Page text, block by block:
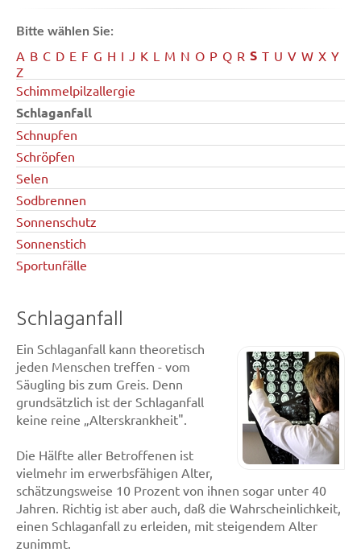
Bitte wählen Sie:
A B C D E F G H I J K L M N O P Q R S T U V W X Y
Z
Schimmelpilzallergie
Schlaganfall
Schnupfen
Schröpfen
Selen
Sodbrennen
Sonnenschutz
Sonnenstich
Sportunfälle
Schlaganfall
Ein Schlaganfall kann theoretisch
jeden Menschen treffen - vom
Säugling bis zum Greis. Denn
grundsätzlich ist der Schlaganfall
keine reine „Alterskrankheit".
Die Hälfte aller Betroffenen ist
vielmehr im erwerbsfähigen Alter,
schätzungsweise 10 Prozent von ihnen sogar unter 40
Jahren. Richtig ist aber auch, daß die Wahrscheinlichkeit,
einen Schlaganfall zu erleiden, mit steigendem Alter
zunimmt.